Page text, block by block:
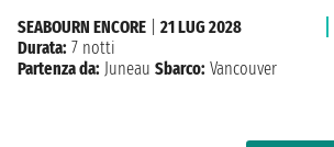
SEABOURN ENCORE
21 LUG 2028
Durata: 7 notti
Partenza da: Juneau Sbarco: Vancouver